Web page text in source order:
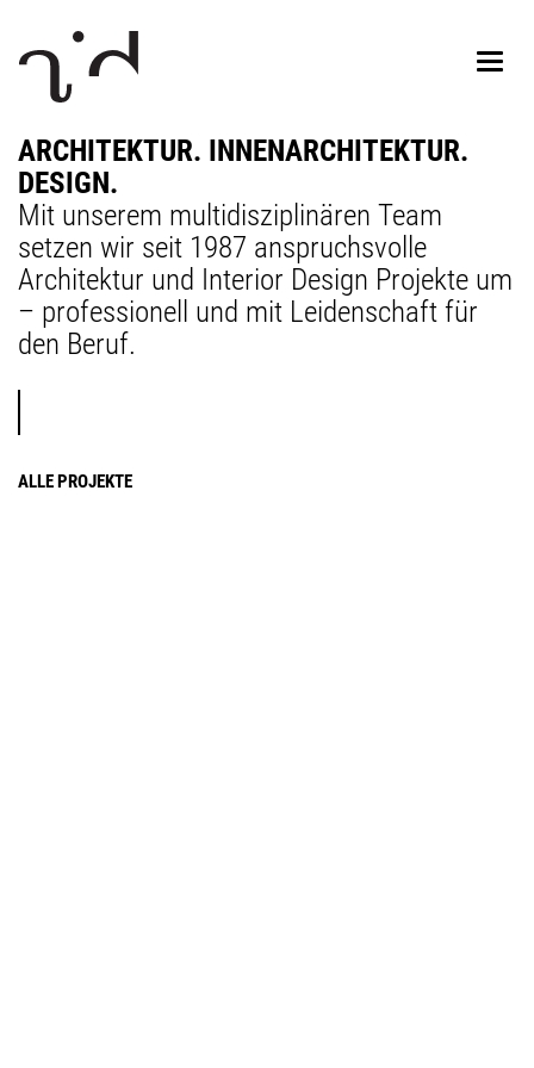
ARCHITEKTUR. INNENARCHITEKTUR.
DESIGN.
Mit unserem multidisziplinären Team
setzen wir seit 1987 anspruchsvolle
Architektur und Interior Design Projekte um
– professionell und mit Leidenschaft für
den Beruf.
ALLE PROJEKTE